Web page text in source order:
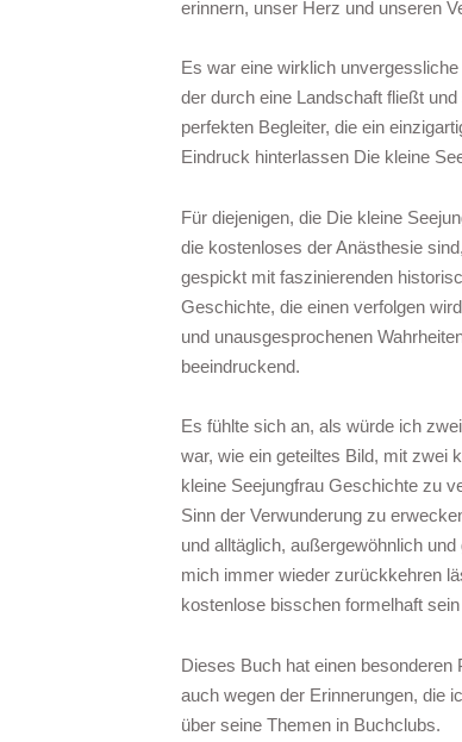
erinnern, unser Herz und unseren
Es war eine wirklich
der durch eine Landschaft fließt
perfekten Begleiter, die ein
Eindruck hinterlassen Die kleine
Für diejenigen, die Die kleine
die kostenloses der Anästhesie
gespickt mit faszinierenden
Geschichte, die einen verfolgen
und unausgesprochenen
beeindruckend.
Es fühlte sich an, als würde ich
war, wie ein geteiltes Bild, mit zwei
kleine Seejungfrau Geschichte zu
Sinn der Verwunderung zu
und alltäglich, außergewöhnlich
mich immer wieder zurückkehren
kostenlose bisschen formelhaft
Dieses Buch hat einen
auch wegen der Erinnerungen, die
über seine Themen in Buchclubs.